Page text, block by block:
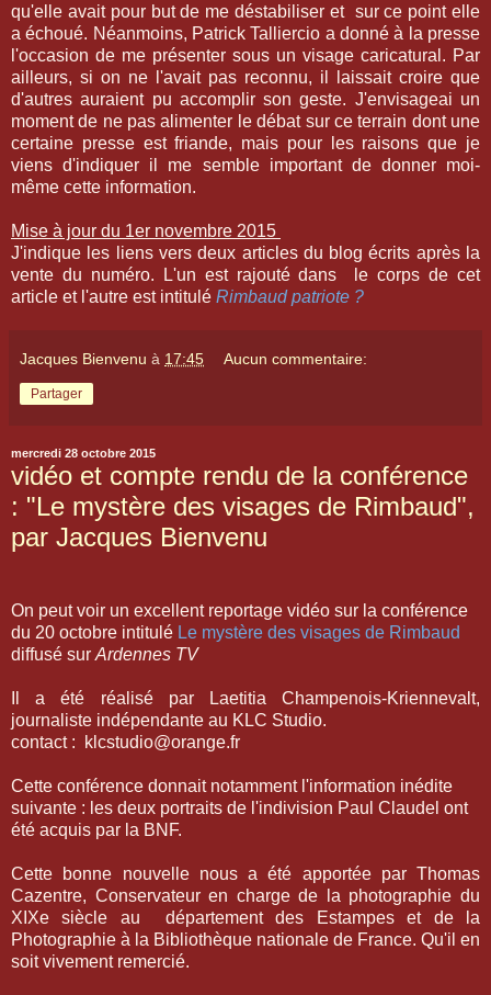
qu'elle avait pour but de me déstabiliser et sur ce point elle
a échoué. Néanmoins, Patrick Talliercio a donné à la presse
l'occasion de me présenter sous un visage caricatural. Par
ailleurs, si on ne l'avait pas reconnu, il laissait croire que
d'autres auraient pu accomplir son geste. J'envisageai un
moment de ne pas alimenter le débat sur ce terrain dont une
certaine presse est friande, mais pour les raisons que je
viens d'indiquer il me semble important de donner moi-
même cette information.
Mise à jour du 1er novembre 2015
J'indique les liens vers deux articles du blog écrits après la
vente du numéro. L'un est rajouté dans le corps de cet
article et l'autre est intitulé Rimbaud patriote ?
Jacques Bienvenu à 17:45 Aucun commentaire:
Partager
mercredi 28 octobre 2015
vidéo et compte rendu de la conférence
: "Le mystère des visages de Rimbaud",
par Jacques Bienvenu
On peut voir un excellent reportage vidéo sur la conférence
du 20 octobre intitulé Le mystère des visages de Rimbaud
diffusé sur Ardennes TV
Il a été réalisé par Laetitia Champenois-Kriennevalt,
journaliste indépendante au KLC Studio.
contact : klcstudio@orange.fr
Cette conférence donnait notamment l'information inédite
suivante : les deux portraits de l'indivision Paul Claudel ont
été acquis par la BNF.
Cette bonne nouvelle nous a été apportée par Thomas
Cazentre, Conservateur en charge de la photographie du
XIXe siècle au département des Estampes et de la
Photographie à la Bibliothèque nationale de France. Qu'il en
soit vivement remercié.